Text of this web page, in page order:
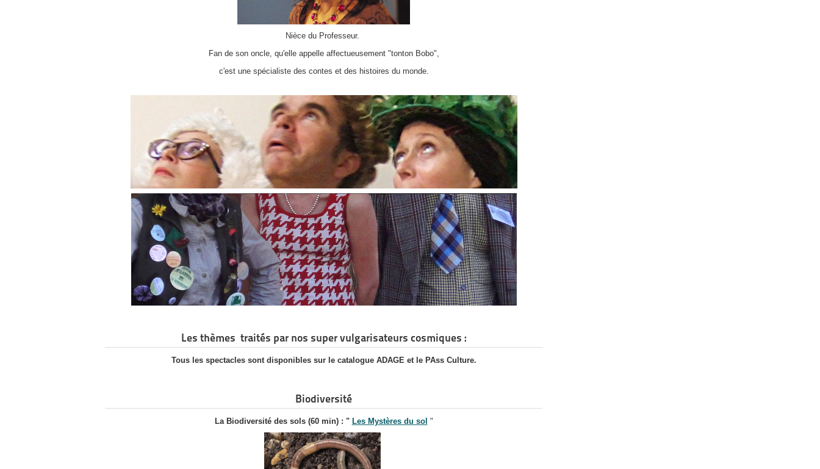
Nièce du Professeur.
Fan de son oncle, qu'elle appelle affectueusement "tonton Bobo",
c'est une spécialiste des contes et des histoires du monde.
Les thèmes traités par nos super vulgarisateurs cosmiques :
Tous les spectacles sont disponibles sur le catalogue ADAGE et le PAss Culture.
Biodiversité
La Biodiversité des sols (60 min) : " Les Mystères du sol "